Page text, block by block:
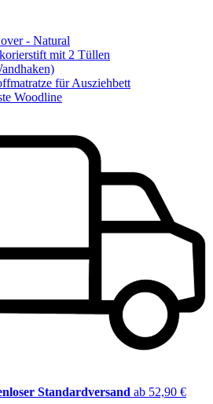
- Natural
mit 2 Tüllen
für Ausziehbett
Woodline
Standardversand ab 52,90 €